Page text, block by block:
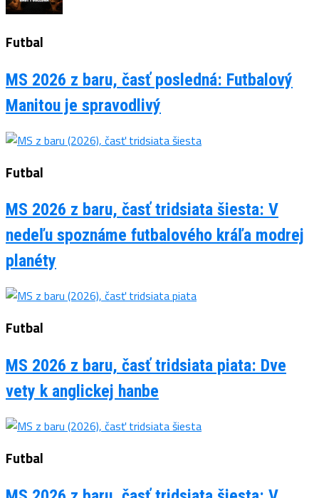
Futbal
MS 2026 z baru, časť posledná: Futbalový
Manitou je spravodlivý
Futbal
MS 2026 z baru, časť tridsiata šiesta: V
nedeľu spoznáme futbalového kráľa modrej
planéty
Futbal
MS 2026 z baru, časť tridsiata piata: Dve
vety k anglickej hanbe
Futbal